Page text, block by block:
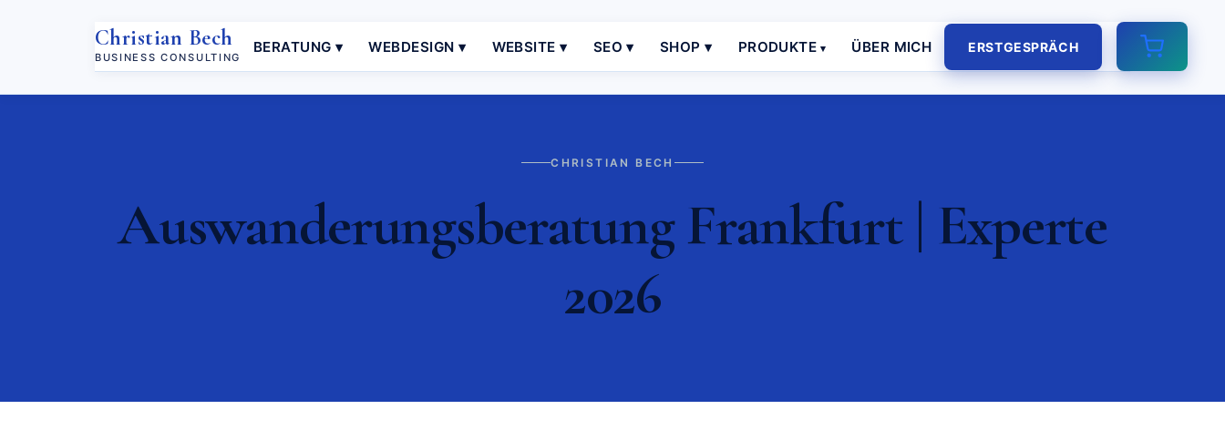
Christian Bech
BUSINESS CONSULTING
BERATUNG ▾ WEBDESIGN ▾ WEBSITE ▾ SEO ▾ SHOP ▾ PRODUKTE ÜBER MICH ERSTGESPRÄCH
CHRISTIAN BECH
Auswanderungsberatung Frankfurt | Experte
2026